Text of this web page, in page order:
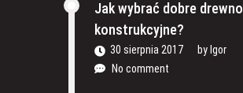
Jak wybrać dobre drewno
konstrukcyjne?
30 sierpnia 2017 by Igor
No comment